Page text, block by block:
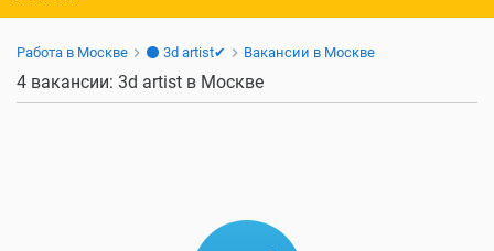
Работа в Москве ⚫ 3d artist✔ Вакансии в Москве
4 вакансии: 3d artist в Москве